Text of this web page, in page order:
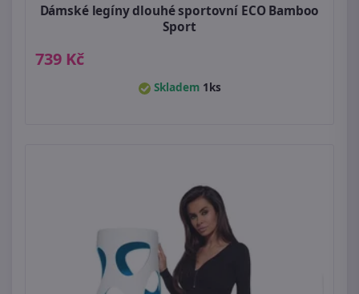
Dámské legíny dlouhé sportovní ECO Bamboo
Sport
739 Kč
Skladem 1ks